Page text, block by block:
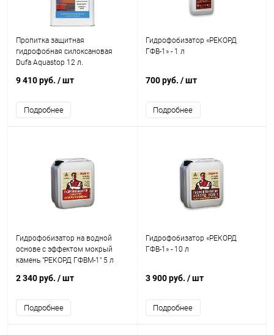
Пропитка защитная
гидрофобная силоксановая
Dufa Aquastop 12 л.
9 410 руб. / шт
Подробнее
Гидрофобизатор «РЕКОРД
ГФВ-1» - 1 л
700 руб. / шт
Подробнее
Гидрофобизатор на водной
основе с эффектом мокрый
камень "РЕКОРД ГФВМ-1" 5 л
2 340 руб. / шт
Подробнее
Гидрофобизатор «РЕКОРД
ГФВ-1» - 10 л
3 900 руб. / шт
Подробнее